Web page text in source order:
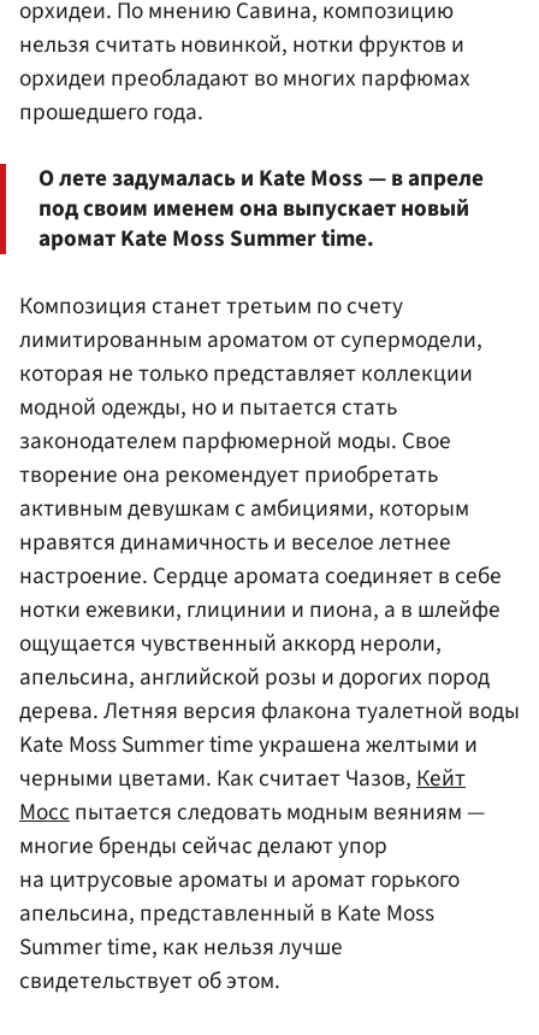
орхидеи. По мнению Савина, композицию
нельзя считать новинкой, нотки фруктов и
орхидеи преобладают во многих парфюмах
прошедшего года.
О лете задумалась и Kate Moss — в апреле
под своим именем она выпускает новый
аромат Kate Moss Summer time.
Композиция станет третьим по счету
лимитированным ароматом от супермодели,
которая не только представляет коллекции
модной одежды, но и пытается стать
законодателем парфюмерной моды. Свое
творение она рекомендует приобретать
активным девушкам с амбициями, которым
нравятся динамичность и веселое летнее
настроение. Сердце аромата соединяет в себе
нотки ежевики, глицинии и пиона, а в шлейфе
ощущается чувственный аккорд нероли,
апельсина, английской розы и дорогих пород
дерева. Летняя версия флакона туалетной воды
Kate Moss Summer time украшена желтыми и
черными цветами. Как считает Чазов, Кейт
Мосс пытается следовать модным веяниям —
многие бренды сейчас делают упор
на цитрусовые ароматы и аромат горького
апельсина, представленный в Kate Moss
Summer time, как нельзя лучше
свидетельствует об этом.